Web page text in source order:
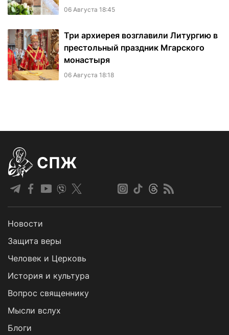
06 Августа 18:45
Три архиерея возглавили Литургию в
престольный праздник Мгарского
монастыря
06 Августа 18:18
СПЖ
Новости
Защита веры
Человек и Церковь
История и культура
Вопрос священнику
Мысли вслух
Блоги